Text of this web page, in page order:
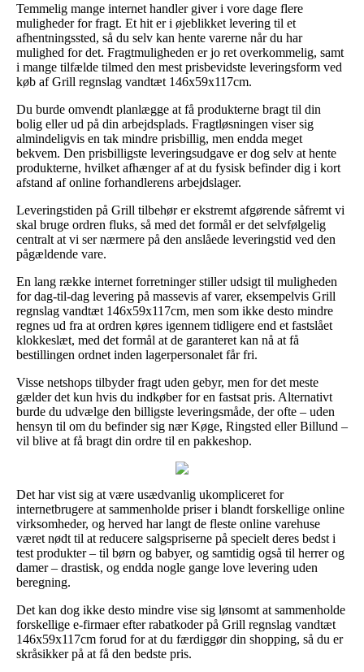
Temmelig mange internet handler giver i vore dage flere
muligheder for fragt. Et hit er i øjeblikket levering til et
afhentningssted, så du selv kan hente varerne når du har
mulighed for det. Fragtmuligheden er jo ret overkommelig, samt
i mange tilfælde tilmed den mest prisbevidste leveringsform ved
køb af Grill regnslag vandtæt 146x59x117cm.
Du burde omvendt planlægge at få produkterne bragt til din
bolig eller ud på din arbejdsplads. Fragtløsningen viser sig
almindeligvis en tak mindre prisbillig, men endda meget
bekvem. Den prisbilligste leveringsudgave er dog selv at hente
produkterne, hvilket afhænger af at du fysisk befinder dig i kort
afstand af online forhandlerens arbejdslager.
Leveringstiden på Grill tilbehør er ekstremt afgørende såfremt vi
skal bruge ordren fluks, så med det formål er det selvfølgelig
centralt at vi ser nærmere på den anslåede leveringstid ved den
pågældende vare.
En lang række internet forretninger stiller udsigt til muligheden
for dag-til-dag levering på massevis af varer, eksempelvis Grill
regnslag vandtæt 146x59x117cm, men som ikke desto mindre
regnes ud fra at ordren køres igennem tidligere end et fastslået
klokkeslæt, med det formål at de garanteret kan nå at få
bestillingen ordnet inden lagerpersonalet får fri.
Visse netshops tilbyder fragt uden gebyr, men for det meste
gælder det kun hvis du indkøber for en fastsat pris. Alternativt
burde du udvælge den billigste leveringsmåde, der ofte – uden
hensyn til om du befinder sig nær Køge, Ringsted eller Billund –
vil blive at få bragt din ordre til en pakkeshop.
Det har vist sig at være usædvanlig ukompliceret for
internetbrugere at sammenholde priser i blandt forskellige online
virksomheder, og herved har langt de fleste online varehuse
været nødt til at reducere salgspriserne på specielt deres bedst i
test produkter – til børn og babyer, og samtidig også til herrer og
damer – drastisk, og endda nogle gange love levering uden
beregning.
Det kan dog ikke desto mindre vise sig lønsomt at sammenholde
forskellige e-firmaer efter rabatkoder på Grill regnslag vandtæt
146x59x117cm forud for at du færdiggør din shopping, så du er
skråsikker på at få den bedste pris.